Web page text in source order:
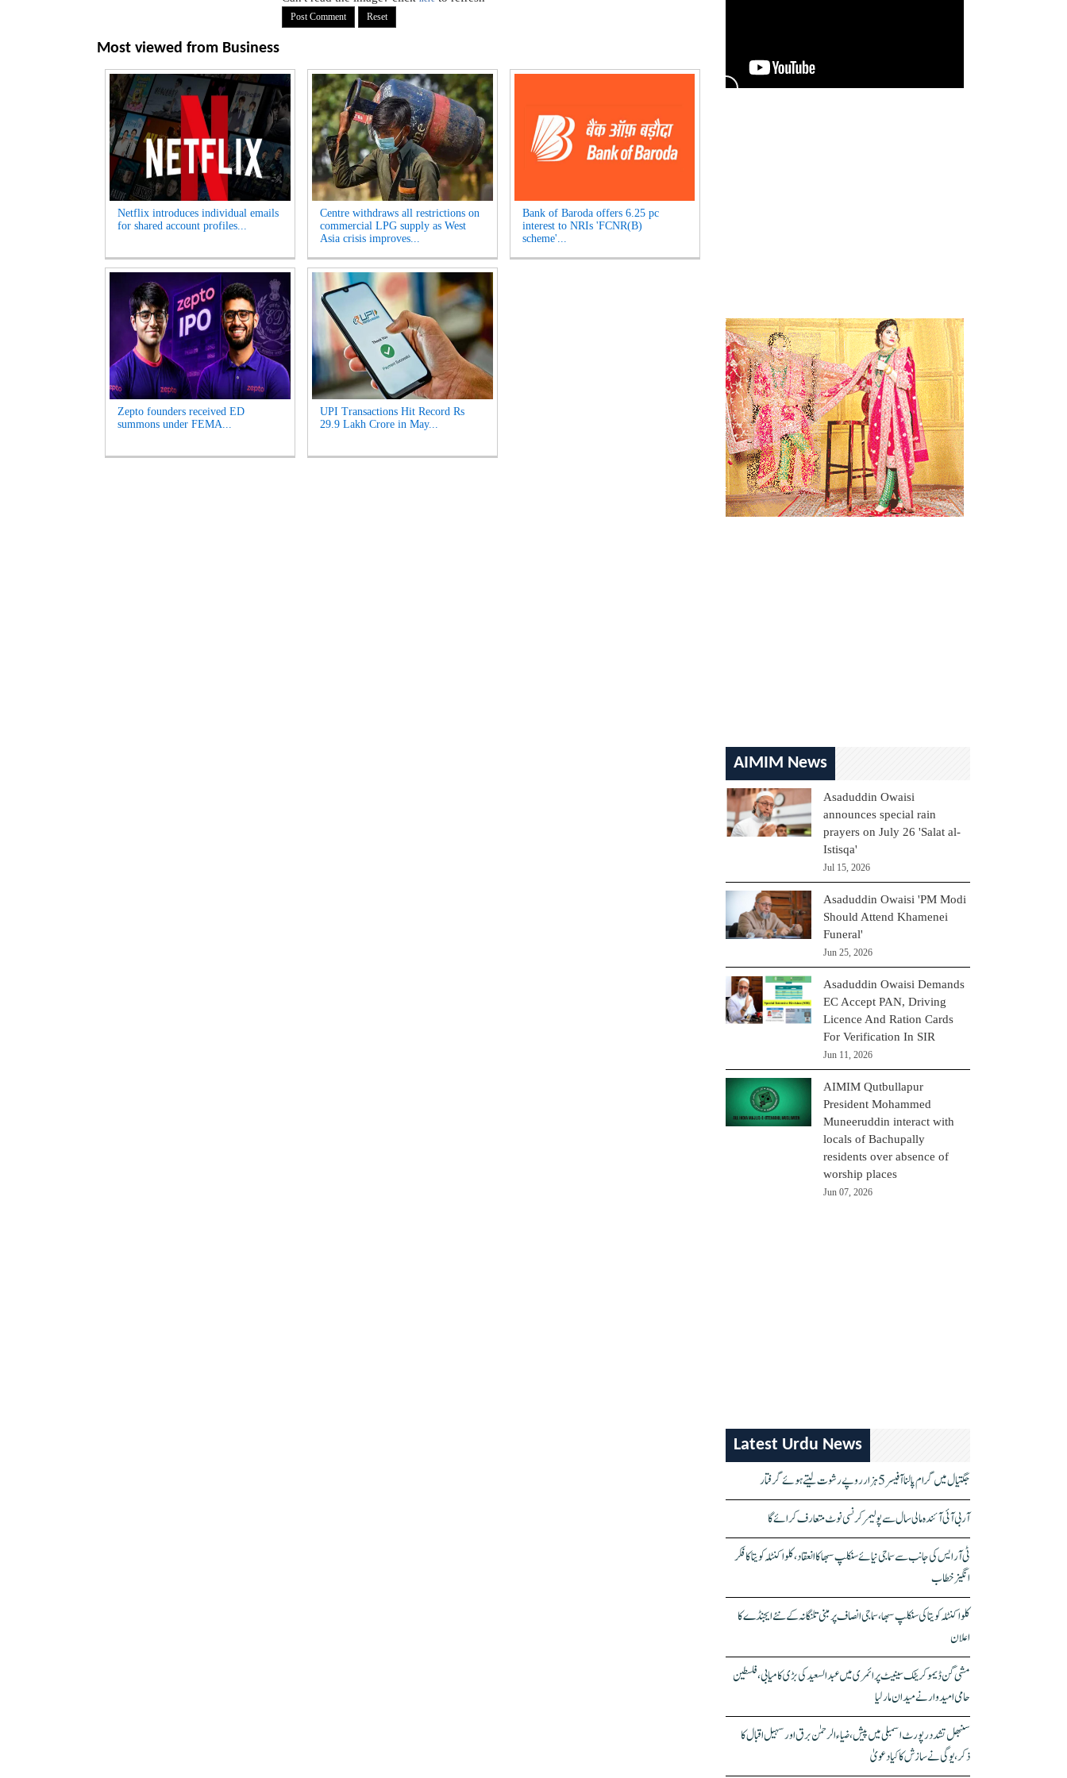
Most viewed from Business
Netflix introduces individual emails
for shared account profiles...
Centre withdraws all restrictions on
commercial LPG supply as West
Asia crisis improves...
Bank of Baroda offers 6.25 pc
interest to NRIs 'FCNR(B)
scheme'...
Zepto founders received ED
summons under FEMA...
UPI Transactions Hit Record Rs
29.9 Lakh Crore in May...
AIMIM News
Asaduddin Owaisi
announces special rain
prayers on July 26 'Salat al-
Istisqa'
Jul 15, 2026
Asaduddin Owaisi 'PM Modi
Should Attend Khamenei
Funeral'
Jun 25, 2026
Asaduddin Owaisi Demands
EC Accept PAN, Driving
Licence And Ration Cards
For Verification In SIR
Jun 11, 2026
AIMIM Qutbullapur
President Mohammed
Muneeruddin interact with
locals of Bachupally
residents over absence of
worship places
Jun 07, 2026
Latest Urdu News
جگتیال میں گرام پالنا آفیسر 5 ہزار روپے رشوت لیتے ہوئے گرفتار
آر بی آئی آئندہ مالی سال سے پولیمر کرنسی نوٹ متعارف کرائے گا
ٹی آر ایس کی جانب سے سماجی نیائے سنکلپ سبھا کا انعقاد، کلواکنٹلہ کویتا کا فکر
انگیز خطاب
کلواکنٹلہ کویتا کی سنکلپ سبھا، سماجی انصاف پر مبنی تلنگانہ کے نئے ایجنڈے کا
اعلان
مشی گن ڈیموکریٹک سینیٹ پرائمری میں عبدالسعید کی بڑی کامیابی، فلسطین
حامی امیدوار نے میدان مار لیا
سنبھل تشدد رپورٹ اسمبلی میں پیش، ضیاء الرحمٰن برق اور سہیل اقبال کا
ذکر، یوگی نے سازش کا کیا دعویٰ